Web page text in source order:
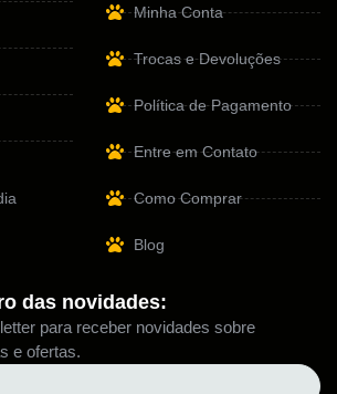
Minha Conta
Trocas e Devoluções
Política de Pagamento
Entre em Contato
Como Comprar
Blog
das novidades:
para receber novidades sobre
e ofertas.